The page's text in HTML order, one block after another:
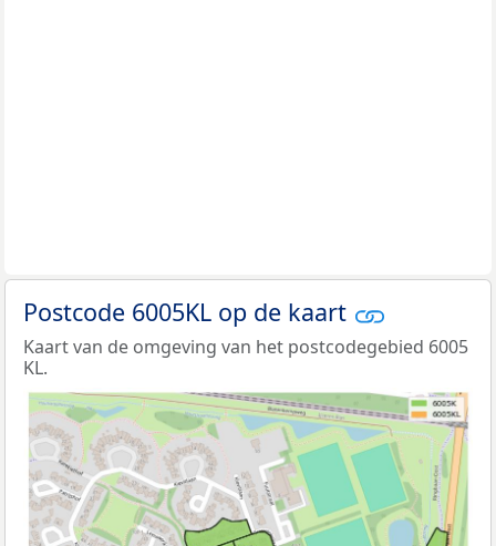
Postcode 6005KL op de kaart
Kaart van de omgeving van het postcodegebied 6005
KL.